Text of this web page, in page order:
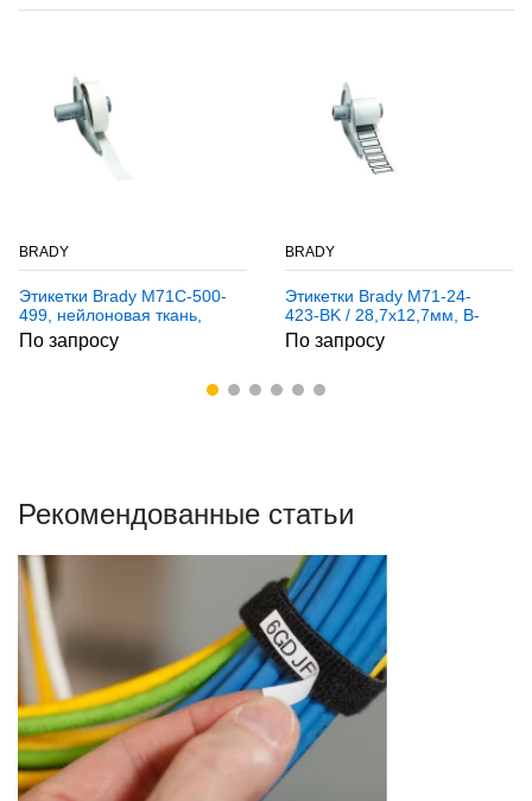
BRADY
Этикетки Brady M71C-500-
499, нейлоновая ткань,
12,7 мм x 9,14 м
По запросу
BRADY
Этикетки Brady M71-24-
423-BK / 28,7x12,7мм, B-
423
По запросу
Рекомендованные статьи